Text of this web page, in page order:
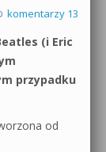
komentarzy 13
(i Eric
przypadku
od